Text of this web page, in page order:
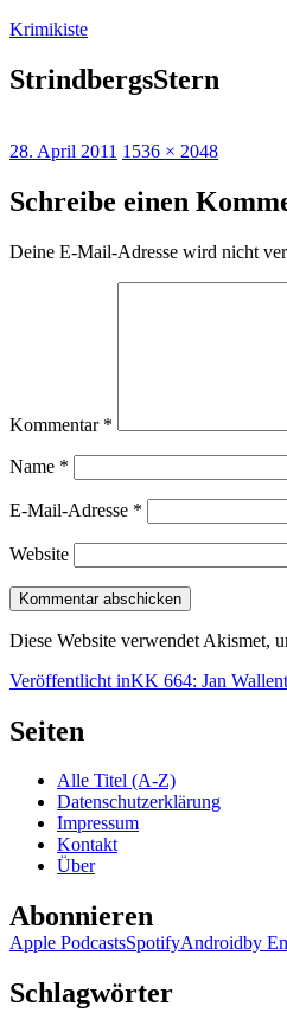
Zum
springen
Krimikiste
StrindbergsStern
Veröffentlicht
28. April 2011 Originalgröße
1536 × 2048
Schreibe einen
Deine E-Mail-Adresse wird nicht
Kommentar *
Name *
E-Mail-Adresse *
Website
Diese Website verwendet Akismet,
Beitragsnavigation
Veröffentlicht inKK 664: Jan
Seiten
Alle Titel (A-Z)
Datenschutzerklärung
Impressum
Kontakt
Über
Abonnieren
Apple PodcastsSpotifyAndroidby
Schlagwörter